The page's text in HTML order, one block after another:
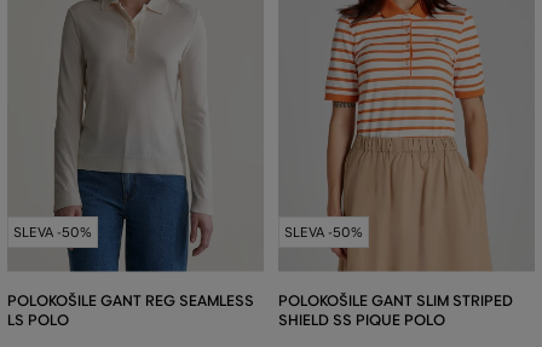
SLEVA -50%
POLOKOŠILE GANT REG SEAMLESS
LS POLO
SLEVA -50%
POLOKOŠILE GANT SLIM STRIPED
SHIELD SS PIQUE POLO